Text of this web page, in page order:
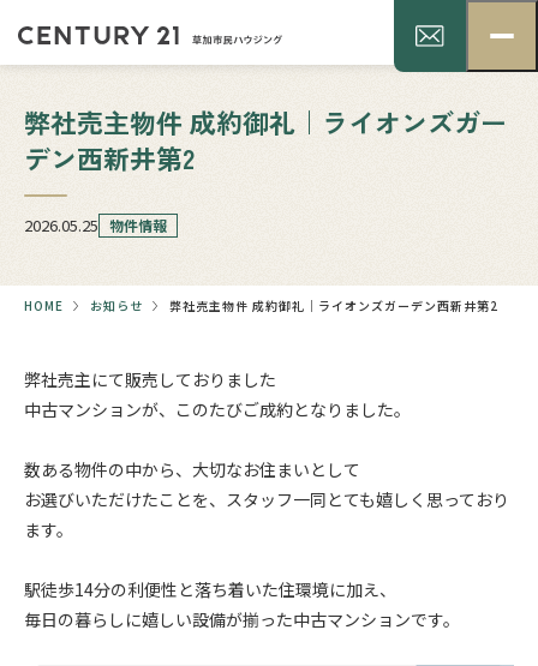
弊社売主物件 成約御礼｜ライオンズガー
デン西新井第2
2026.05.25 物件情報
HOME お知らせ 弊社売主物件 成約御礼｜ライオンズガーデン西新井第2
弊社売主にて販売しておりました
中古マンションが、このたびご成約となりました。
数ある物件の中から、大切なお住まいとして
お選びいただけたことを、スタッフ一同とても嬉しく思っており
ます。
駅徒歩14分の利便性と落ち着いた住環境に加え、
毎日の暮らしに嬉しい設備が揃った中古マンションです。